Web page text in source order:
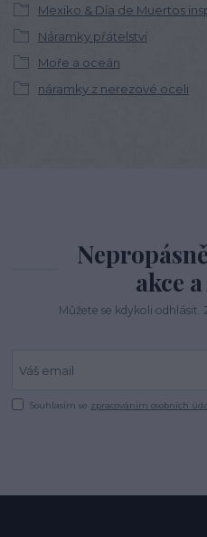
Mexiko & Día de Muertos
Náramky přátelství
Moře a oceán
náramky z nerezové oceli
akce
Můžete se kdykoli odhlásit.
Souhlasím se zpracováním osobních